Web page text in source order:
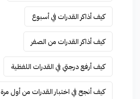
كيف أذاكر القدرات في أسبوع
كيف أذاكر القدرات من الصفر
كيف أرفع درجتي في القدرات اللفظية
كيف أنجح في اختبار القدرات من أول مرة